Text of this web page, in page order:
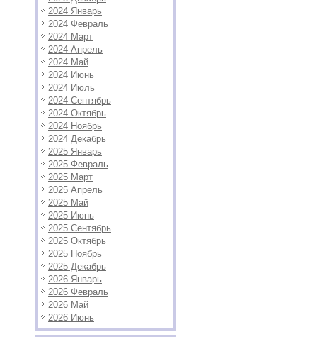
2024 Январь
2024 Февраль
2024 Март
2024 Апрель
2024 Май
2024 Июнь
2024 Июль
2024 Сентябрь
2024 Октябрь
2024 Ноябрь
2024 Декабрь
2025 Январь
2025 Февраль
2025 Март
2025 Апрель
2025 Май
2025 Июнь
2025 Сентябрь
2025 Октябрь
2025 Ноябрь
2025 Декабрь
2026 Январь
2026 Февраль
2026 Май
2026 Июнь